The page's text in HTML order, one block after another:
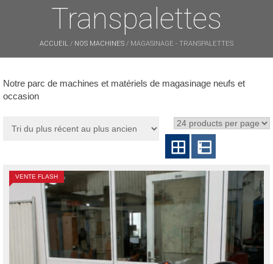
Transpalettes
ACCUEIL / NOS MACHINES / MAGASINAGE - TRANSPALETTES
Notre parc de machines et matériels de magasinage neufs et
occasion
VENTE FLASH